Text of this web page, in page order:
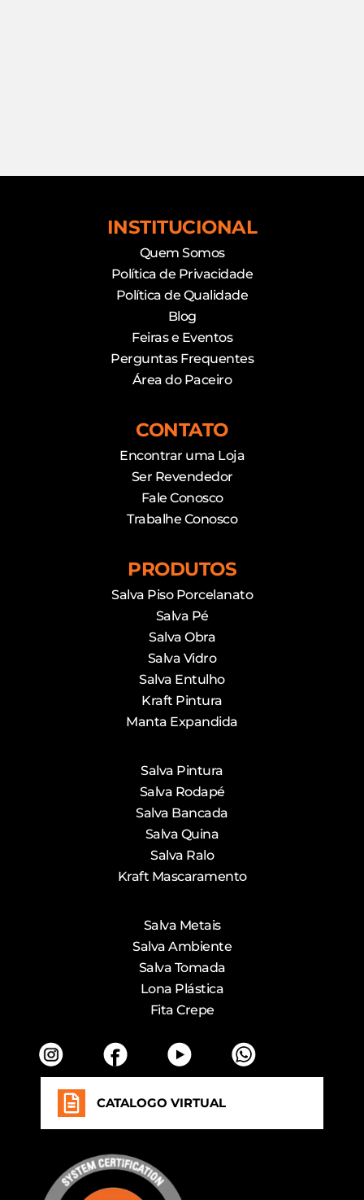
INSTITUCIONAL
Quem Somos
Política de Privacidade
Política de Qualidade
Blog
Feiras e Eventos
Perguntas Frequentes
Área do Paceiro
CONTATO
Encontrar uma Loja
Ser Revendedor
Fale Conosco
Trabalhe Conosco
PRODUTOS
Salva Piso Porcelanato
Salva Pé
Salva Obra
Salva Vidro
Salva Entulho
Kraft Pintura
Manta Expandida
Salva Pintura
Salva Rodapé
Salva Bancada
Salva Quina
Salva Ralo
Kraft Mascaramento
Salva Metais
Salva Ambiente
Salva Tomada
Lona Plástica
Fita Crepe
CATALOGO VIRTUAL